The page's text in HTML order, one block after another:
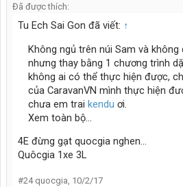
Đã được thích:
Tu Ech Sai Gon đã viết: ↑
Không ngủ trên núi Sam và không
nhưng thay bằng 1 chương trình
không ai có thể thực hiện được,
của CaravanVN mình thực hiện
chưa em trai kendu ơi.
Xem toàn bộ...
4E đừng gạt quocgia nghen...
Quôcgia 1xe 3L
#24 quocgia, 10/2/17